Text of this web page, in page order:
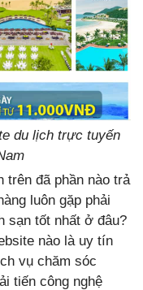
du lịch trực tuyến
trên đã phần nào trả
luôn gặp phải
sạn tốt nhất ở đâu?
nào là uy tín
vụ chăm sóc
tiến công nghệ